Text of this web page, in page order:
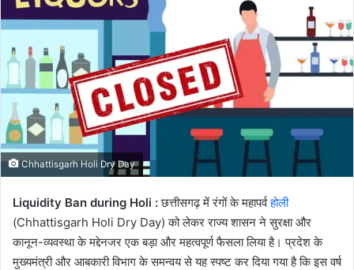
Chhattisgarh Holi Dry Day
Liquidity Ban during Holi :छत्तीसगढ़ में रंगों के महापर्वहोली
(Chhattisgarh Holi Dry Day) को लेकर राज्य शासन ने सुरक्षा और
कानून-व्यवस्था के मद्देनजर एक बड़ा और महत्वपूर्ण फैसला लिया है। प्रदेश के
मुख्यमंत्री और आबकारी विभाग के समन्वय से यह स्पष्ट कर दिया गया है कि इस वर्ष